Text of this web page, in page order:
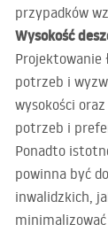
przypadków
Wysokość
Projektowanie
potrzeb i
wysokości
potrzeb i
Ponadto
powinna być
inwalidzkich,